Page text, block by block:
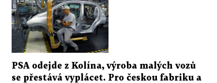
PSA odejde z Kolína, výroba malých vozů
se přestává vyplácet. Pro českou fabriku a